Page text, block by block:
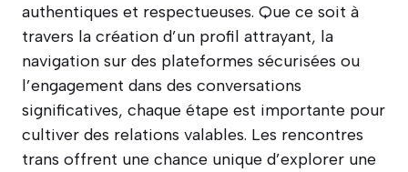
authentiques et respectueuses. Que ce soit à
travers la création d’un profil attrayant, la
navigation sur des plateformes sécurisées ou
l’engagement dans des conversations
significatives, chaque étape est importante pour
cultiver des relations valables. Les rencontres
trans offrent une chance unique d’explorer une